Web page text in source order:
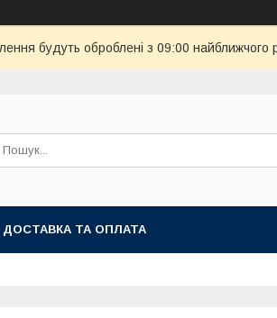
будуть оброблені з 09:00
ДОСТАВКА ТА ОПЛАТА